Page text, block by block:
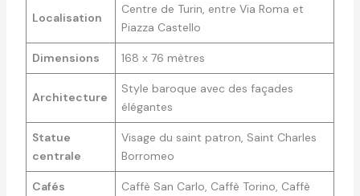
Localisation
Centre de Turin, entre Via Roma et
Piazza Castello
Dimensions 168 x 76 mètres
Architecture
Style baroque avec des façades
élégantes
Statue
centrale
Visage du saint patron, Saint Charles
Borromeo
Cafés
Caffè San Carlo, Caffè Torino, Caffè